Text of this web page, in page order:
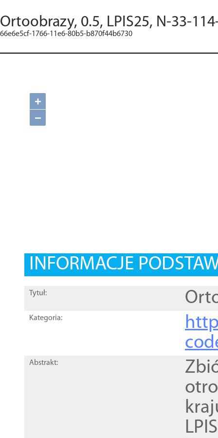
Ortoobrazy, 0.5, LPIS25, N-33-
66e6e5cf-1766-11e6-80b5-b870f44b6730
+
−
INFORMACJE
Tytuł:
Kategoria:
Abstrakt: